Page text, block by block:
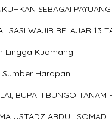
SEBAGAI
WAJIB BELAJAR 13
Lingga Kuamang.
Harapan
BUPATI BUNGO TANAM
USTADZ ABDUL SOMAD